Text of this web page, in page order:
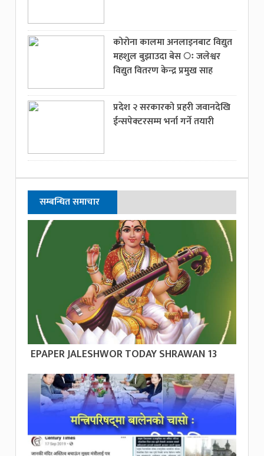
कोरोना कालमा अनलाइनबाट विद्युत
महशुल बुझाउदा बेस ः जलेश्वर
विद्युत वितरण केन्द्र प्रमुख साह
प्रदेश २ सरकारको प्रहरी जवानदेखि
ईन्सपेक्टरसम्म भर्ना गर्ने तयारी
सम्बन्धित समाचार
EPAPER JALESHWOR TODAY SHRAWAN 13